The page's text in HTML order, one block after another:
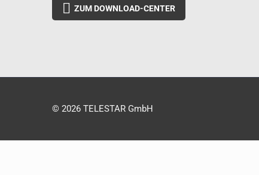
 ZUM DOWNLOAD-CENTER
© 2026 TELESTAR GmbH